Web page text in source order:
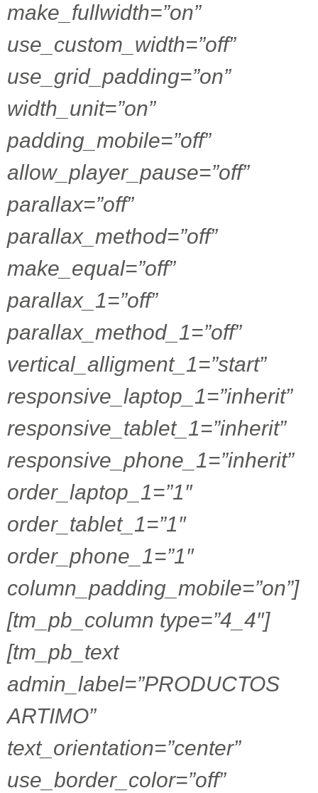
make_fullwidth=”on”
use_custom_width=”off”
use_grid_padding=”on”
width_unit=”on”
padding_mobile=”off”
allow_player_pause=”off”
parallax=”off”
parallax_method=”off”
make_equal=”off”
parallax_1=”off”
parallax_method_1=”off”
vertical_alligment_1=”start”
responsive_laptop_1=”inherit”
responsive_tablet_1=”inherit”
responsive_phone_1=”inherit”
order_laptop_1=”1″
order_tablet_1=”1″
order_phone_1=”1″
column_padding_mobile=”on”]
[tm_pb_column type=”4_4″]
[tm_pb_text
admin_label=”PRODUCTOS
ARTIMO”
text_orientation=”center”
use_border_color=”off”